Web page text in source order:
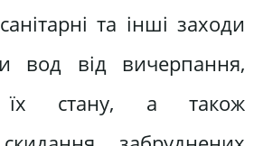
та інші заходи
вод від вичерпання,
їх стану, а також